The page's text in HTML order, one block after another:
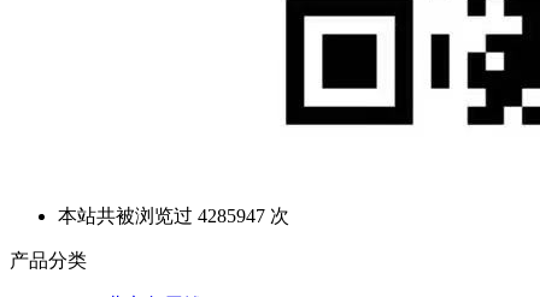
本站共被浏览过 4285947 次
产品分类